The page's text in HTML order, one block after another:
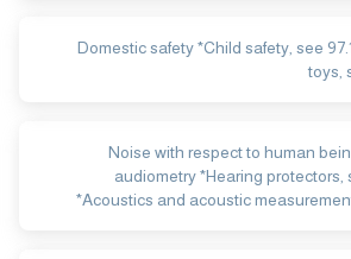
Domestic safety *Child safety, see
toys,
Noise with respect to human
audiometry *Hearing protectors,
*Acoustics and acoustic